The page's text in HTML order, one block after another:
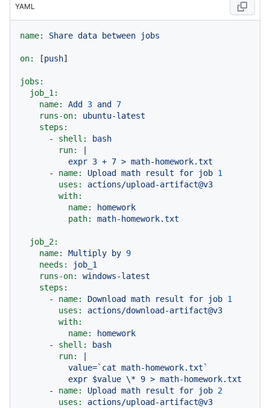
YAML
name: Share data between jobs
on: [push]
jobs:
job_1:
name:
Add 3 and
7
runs-on:
ubuntu-latest
steps:
-
shell:
bash
run:
-
name: Upload math result for job 1
uses:
actions/upload-artifact@v3
with:
name:
homework
path:
math-homework.txt
job_2:
name:
Multiply by 9
needs:
job_1
runs-on:
windows-latest
steps:
-
name: Download math result for job 1
uses:
actions/download-artifact@v3
with:
name:
homework
-
shell:
bash
run:
-
name: Upload math result for job 2
uses:
actions/upload-artifact@v3